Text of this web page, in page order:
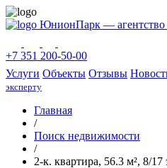
ЮнионПарк — агентство
+7 351 200-50-00
Услуги Объекты Отзывы
эксперту
Главная
/
Поиск недвижимости
/
2-к. квартира, 56.3 м², 8/17